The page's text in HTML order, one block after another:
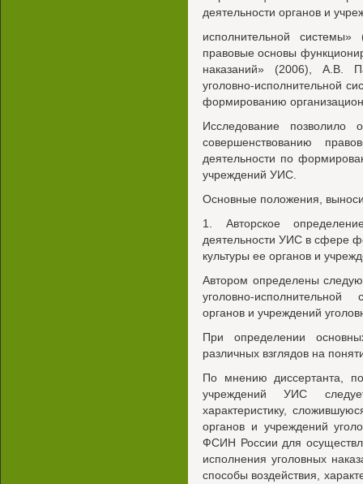
деятельности органов и
исполнительной
правовые основы
наказаний» (2006), A.B.
уголовно-исполнительной
формированию
Исследование
совершенствованию
деятельности по
учреждений УИС.
Основные положения,
1. Авторское
деятельности УИС в сфере
культуры ее органов и
Автором определены
уголовно-
органов и учреждений
При определении
различных взглядов на
По мнению диссертанта,
учреждений УИС
характеристику,
органов и учреждений
ФСИН России для
исполнения уголовных
способы воздействия,